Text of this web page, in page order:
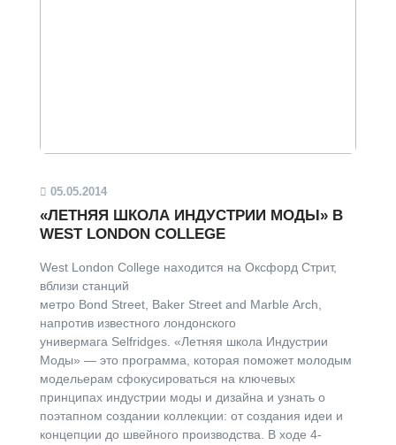
05.05.2014
«ЛЕТНЯЯ ШКОЛА ИНДУСТРИИ МОДЫ» В
WEST LONDON COLLEGE
West London College находится на Оксфорд Стрит,
вблизи станций
метро Bond Street, Baker Street and Marble Arch,
напротив известного лондонского
универмага Selfridges. «Летняя школа Индустрии
Моды» — это программа, которая поможет молодым
модельерам сфокусироваться на ключевых
принципах индустрии моды и дизайна и узнать о
поэтапном создании коллекции: от создания идеи и
концепции до швейного производства. В ходе 4-